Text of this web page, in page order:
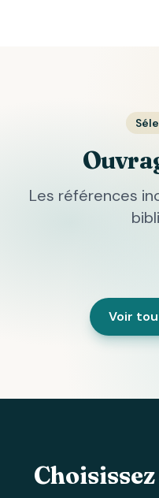
Les références
Voir